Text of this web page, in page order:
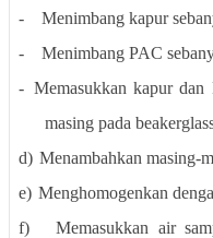
-
Menimbang kapur
-
Menimbang PAC
- Memasukkan kapur
masing pada
d) Menambahkan masing-
e) Menghomogenkan
f)
Memasukkan air